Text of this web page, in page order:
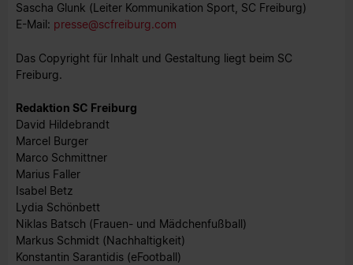
Sascha Glunk (Leiter Kommunikation Sport, SC Freiburg)
E-Mail: presse@scfreiburg.com
Das Copyright für Inhalt und Gestaltung liegt beim SC
Freiburg.
Redaktion SC Freiburg
David Hildebrandt
Marcel Burger
Marco Schmittner
Marius Faller
Isabel Betz
Lydia Schönbett
Niklas Batsch (Frauen- und Mädchenfußball)
Markus Schmidt (Nachhaltigkeit)
Konstantin Sarantidis (eFootball)